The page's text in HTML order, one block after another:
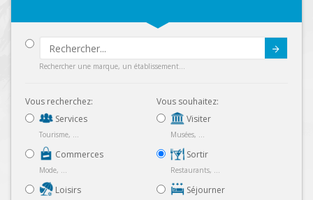
Rechercher une marque, un établissement...
Vous recherchez:
Services
Tourisme, ...
Commerces
Mode, ...
Loisirs
Vous souhaitez:
Visiter
Musées, ...
Sortir
Restaurants, ...
Séjourner